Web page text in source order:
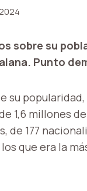
sobre su
Punto
su
1,6 millones de
de 177
que era la